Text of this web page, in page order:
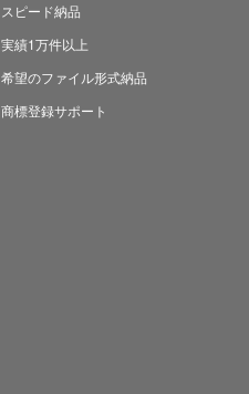
スピード納品
実績1万件以上
希望のファイル形式納品
商標登録サポート